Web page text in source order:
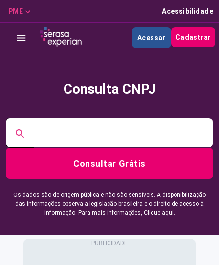
PME Acessibilidade
Acessar Cadastrar
Consulta CNPJ
Consultar Grátis
Os dados são de origem pública e não são sensíveis. A disponibilização
das informações observa a legislação brasileira e o direito de acesso à
informação. Para mais informações, Clique aqui.